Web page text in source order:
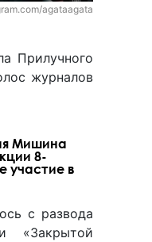
agataagata
Прилучного
журналов
Мишина
8-
участие в
с развода
«Закрытой